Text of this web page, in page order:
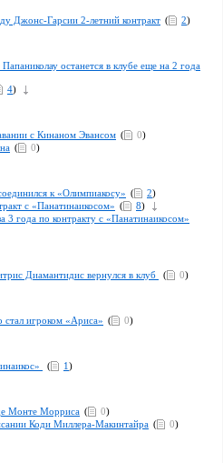
Джонс-Гарсии 2-летний контракт ( 2)
останется в клубе еще на 2 года
4)
с Кинаном Эвансом ( 0)
( 0)
к «Олимпиакосу» ( 2)
с «Панатинаикосом» ( 8)
3 года по контракту с «Панатинаикосом»
Диамантидис вернулся в клуб ( 0)
стал игроком «Ариса» ( 0)
( 1)
Монте Морриса ( 0)
Коди Миллера-Макинтайра ( 0)